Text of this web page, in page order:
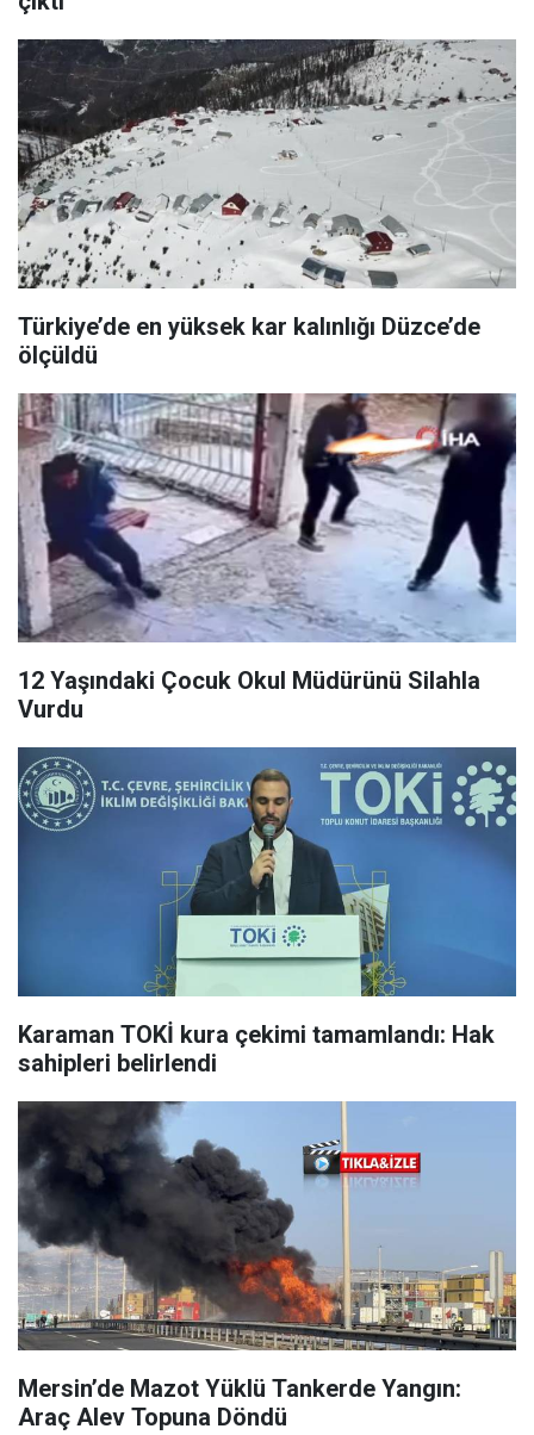
Türkiye’de en yüksek kar kalınlığı Düzce’de
ölçüldü
12 Yaşındaki Çocuk Okul Müdürünü Silahla
Vurdu
Karaman TOKİ kura çekimi tamamlandı: Hak
sahipleri belirlendi
Mersin’de Mazot Yüklü Tankerde Yangın:
Araç Alev Topuna Döndü